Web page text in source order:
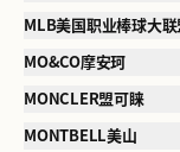
MLB美国职业棒球大联
MO&CO摩安珂
MONCLER盟可睐
MONTBELL美山